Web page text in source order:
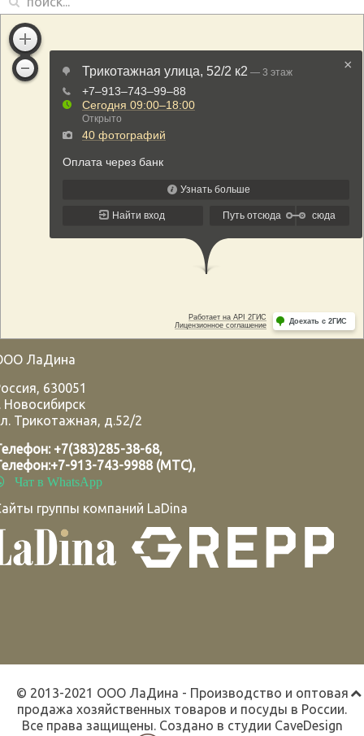
ЛаДина
, 630051
Новосибирск
Трикотажная, д.52/2
+7(383)285-38-68,
+7-913-743-9988 (МТС),
Чат в WhatsApp
группы компаний LaDina
© 2013-2021 ООО ЛаДина - Производство и оптовая
продажа хозяйственных товаров и посуды в России.
Все права защищены. Создано в студии CaveDesign